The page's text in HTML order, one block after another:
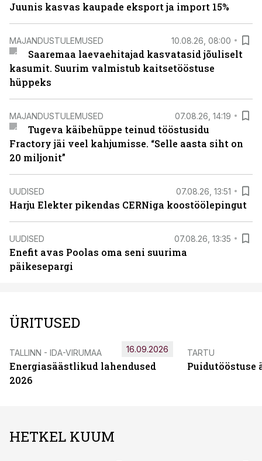
Juunis kasvas kaupade eksport ja import 15%
MAJANDUSTULEMUSED 10.08.26, 08:00
Saaremaa laevaehitajad kasvatasid jõuliselt
kasumit. Suurim valmistub kaitsetööstuse
hüppeks
MAJANDUSTULEMUSED 07.08.26, 14:19
Tugeva käibehüppe teinud tööstusidu
Fractory jäi veel kahjumisse. “Selle aasta siht on
20 miljonit”
UUDISED 07.08.26, 13:51
Harju Elekter pikendas CERNiga koostöölepingut
UUDISED 07.08.26, 13:35
Enefit avas Poolas oma seni suurima
päikesepargi
ÜRITUSED
TALLINN - IDA-VIRUMAA
Energiasäästlikud lahendused
2026
16.09.2026 TARTU
Puidutööstuse
HETKEL KUUM